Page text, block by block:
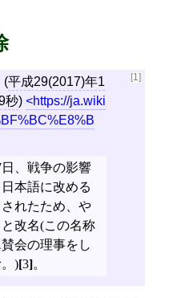
[1]
(平成29(2017)年1
秒)
https://ja.wiki
日、戦争の影響
本語に改める
れたため、や
改名(この名称
会の理事をし
)[3]。